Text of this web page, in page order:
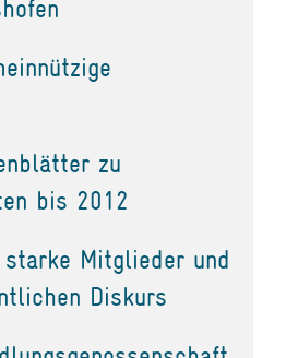
zu
bis 2012
Mitglieder und
Diskurs